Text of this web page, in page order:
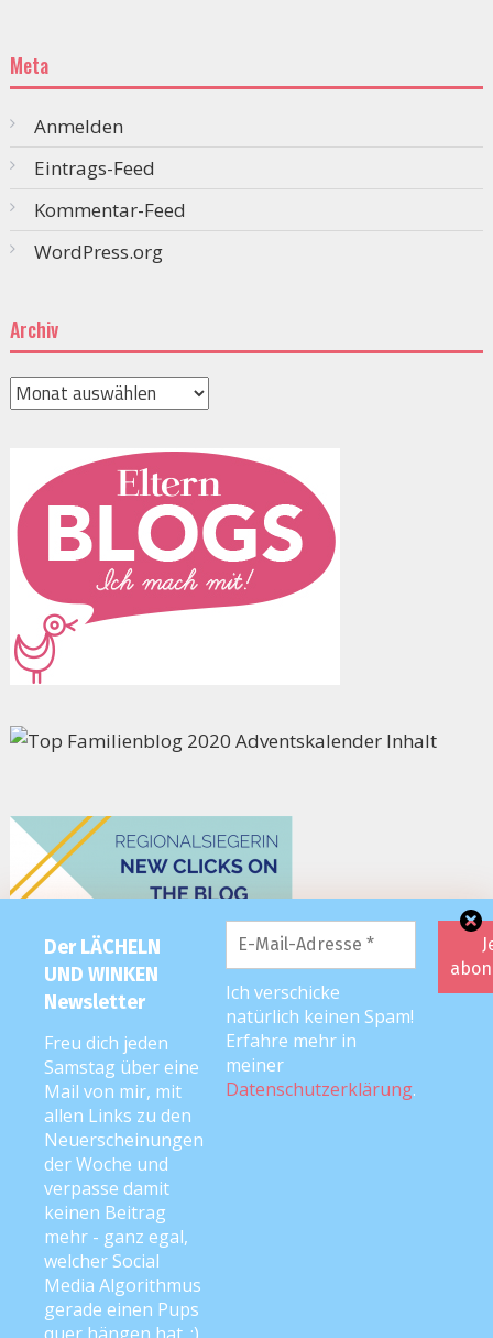
Der LÄCHELN
UND WINKEN
Newsletter
Freu dich jeden
Samstag über eine
Mail von mir, mit
allen Links zu den
Neuerscheinungen
der Woche und
verpasse damit
keinen Beitrag
mehr - ganz egal,
welcher Social
Media Algorithmus
gerade einen Pups
Ich verschicke
natürlich keinen Spam!
Erfahre mehr in
meiner
Datenschutzerklärung.
Meta
Anmelden
Eintrags-Feed
Kommentar-Feed
WordPress.org
Archiv
Archiv
2026 editorial|Editorial Pro by
Copyright © Anke Neckar